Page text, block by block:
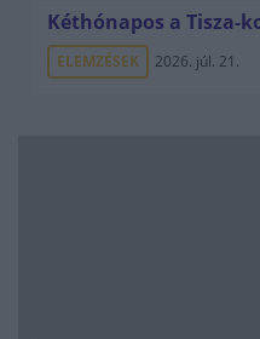
Kéthónapos a Tisza-
ELEMZÉSEK 2026. júl. 21.